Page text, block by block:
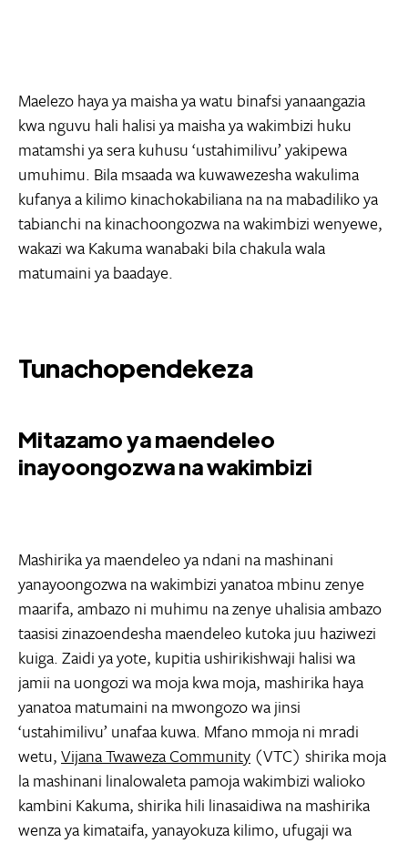
Maelezo haya ya maisha ya watu binafsi yanaangazia
kwa nguvu hali halisi ya maisha ya wakimbizi huku
matamshi ya sera kuhusu ‘ustahimilivu’ yakipewa
umuhimu. Bila msaada wa kuwawezesha wakulima
kufanya a kilimo kinachokabiliana na na mabadiliko ya
tabianchi na kinachoongozwa na wakimbizi wenyewe,
wakazi wa Kakuma wanabaki bila chakula wala
matumaini ya baadaye.
Tunachopendekeza
Mitazamo ya maendeleo
inayoongozwa na wakimbizi
Mashirika ya maendeleo ya ndani na mashinani
yanayoongozwa na wakimbizi yanatoa mbinu zenye
maarifa, ambazo ni muhimu na zenye uhalisia ambazo
taasisi zinazoendesha maendeleo kutoka juu haziwezi
kuiga. Zaidi ya yote, kupitia ushirikishwaji halisi wa
jamii na uongozi wa moja kwa moja, mashirika haya
yanatoa matumaini na mwongozo wa jinsi
‘ustahimilivu’ unafaa kuwa. Mfano mmoja ni mradi
wetu,Vijana Twaweza Community (VTC) shirika moja
la mashinani linalowaleta pamoja wakimbizi walioko
kambini Kakuma, shirika hili linasaidiwa na mashirika
wenza ya kimataifa, yanayokuza kilimo, ufugaji wa